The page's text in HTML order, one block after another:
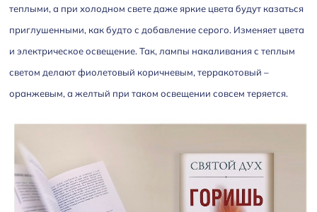
теплыми, а при холодном свете даже яркие цвета будут казаться
приглушенными, как будто с добавление серого. Изменяет цвета
и электрическое освещение. Так, лампы накаливания с теплым
светом делают фиолетовый коричневым, терракотовый –
оранжевым, а желтый при таком освещении совсем теряется.